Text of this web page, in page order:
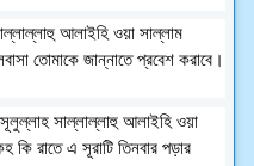
আলাইহি ওয়া সাল্লাম
সাল্লাল্লাহু আলাইহি ওয়া
কি রাতে এ সূরাটি তিনবার পড়ার